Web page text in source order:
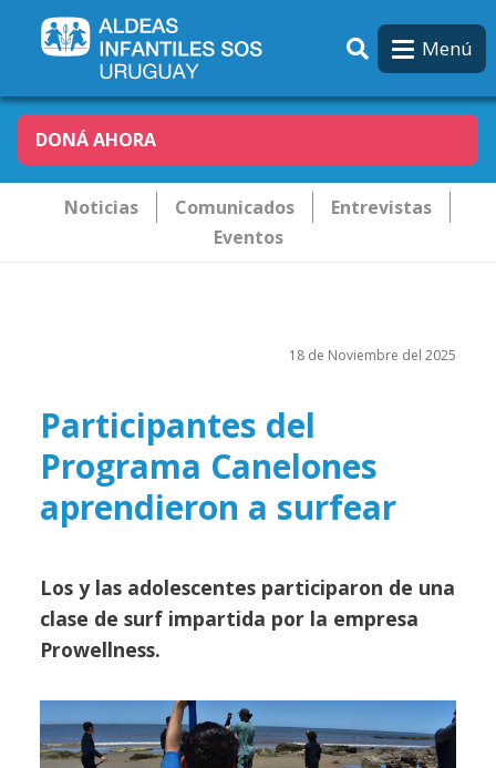
Menú
DONÁ AHORA
Novededades
Noticias Comunicados
Entrevistas
Eventos
18 de Noviembre del 2025
Participantes del
Programa Canelones
aprendieron a surfear
Los y las adolescentes participaron de una
clase de surf impartida por la empresa
Prowellness.